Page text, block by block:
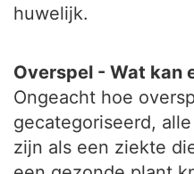
huwelijk.
Overspel - Wat kan
Ongeacht hoe
gecategoriseerd,
zijn als een ziekte